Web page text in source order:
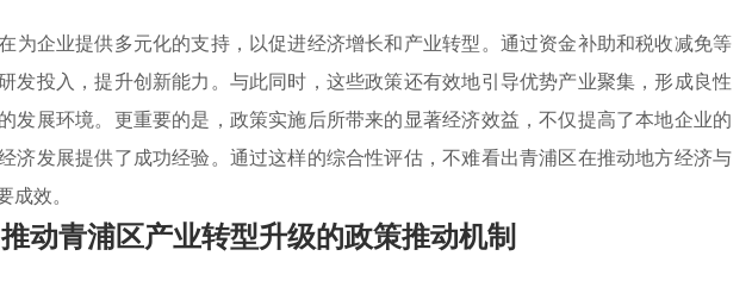
为企业提供多元化的支持，以促进经济增长和产业转型。通过资金补助和税收减免等
发投入，提升创新能力。与此同时，这些政策还有效地引导优势产业聚集，形成良性
发展环境。更重要的是，政策实施后所带来的显著经济效益，不仅提高了本地企业的
济发展提供了成功经验。通过这样的综合性评估，不难看出青浦区在推动地方经济与
效。
推动青浦区产业转型升级的政策推动机制